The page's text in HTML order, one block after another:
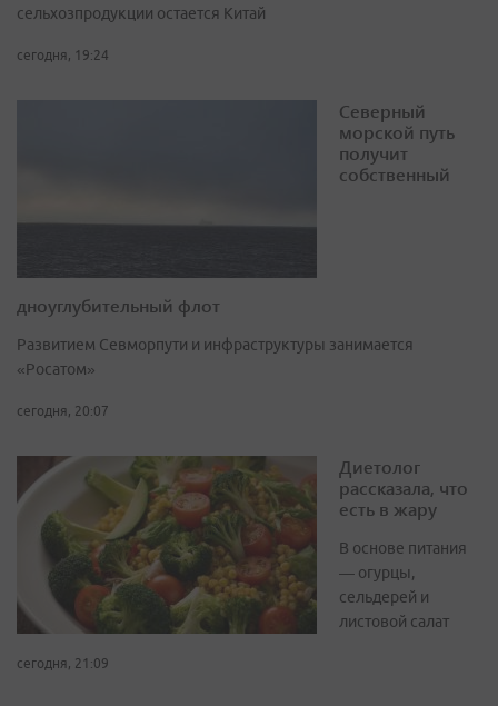
сельхозпродукции остается Китай
сегодня, 19:24
Северный
морской путь
получит
собственный
дноуглубительный флот
Развитием Севморпути и инфраструктуры занимается
«Росатом»
сегодня, 20:07
Диетолог
рассказала, что
есть в жару
В основе питания
— огурцы,
сельдерей и
листовой салат
сегодня, 21:09